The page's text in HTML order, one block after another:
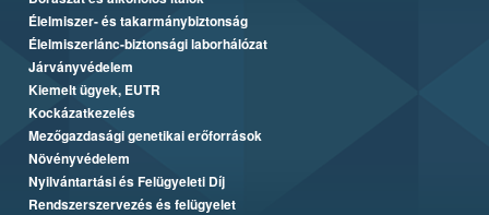
Élelmiszer- és takarmánybiztonság
Élelmiszerlánc-biztonsági laborhálózat
Járványvédelem
Kiemelt ügyek, EUTR
Kockázatkezelés
Mezőgazdasági genetikai erőforrások
Növényvédelem
Nyilvántartási és Felügyeleti Díj
Rendszerszervezés és felügyelet